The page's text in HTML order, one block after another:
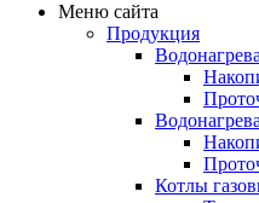
Меню сайта
Продукция
Котлы